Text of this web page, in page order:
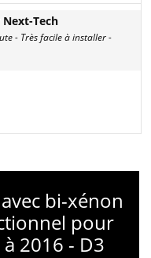
Next-Tech
- Très facile à installer -
bi-xénon
pour
2016 - D3